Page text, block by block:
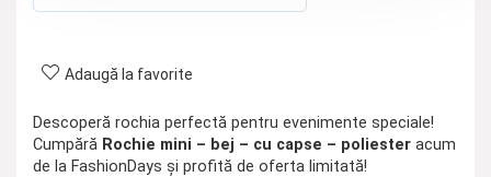
Adaugă la favorite
Descoperă rochia perfectă pentru evenimente speciale!
Cumpără Rochie mini – bej – cu capse – poliester acum
de la FashionDays și profită de oferta limitată!